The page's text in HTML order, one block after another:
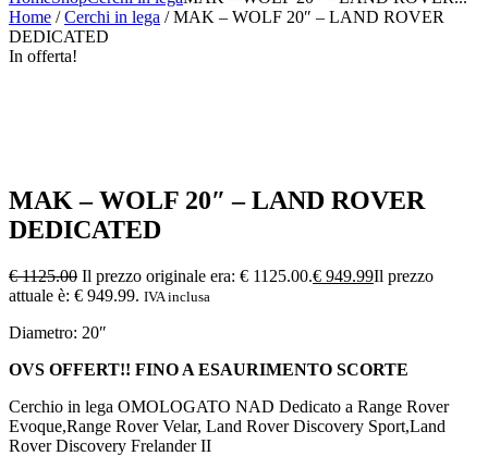
Home /Cerchi in lega / MAK – WOLF 20″ – LAND ROVER
DEDICATED
In offerta!
MAK – WOLF 20″ – LAND ROVER
DEDICATED
€1125.00 Il prezzo originale era: € 1125.00.€ 949.99Il prezzo
attuale è: € 949.99. IVA inclusa
Diametro: 20″
OVS OFFERT!! FINO A ESAURIMENTO SCORTE
Cerchio in lega OMOLOGATO NAD Dedicato a Range Rover
Evoque,Range Rover Velar, Land Rover Discovery Sport,Land
Rover Discovery Frelander II